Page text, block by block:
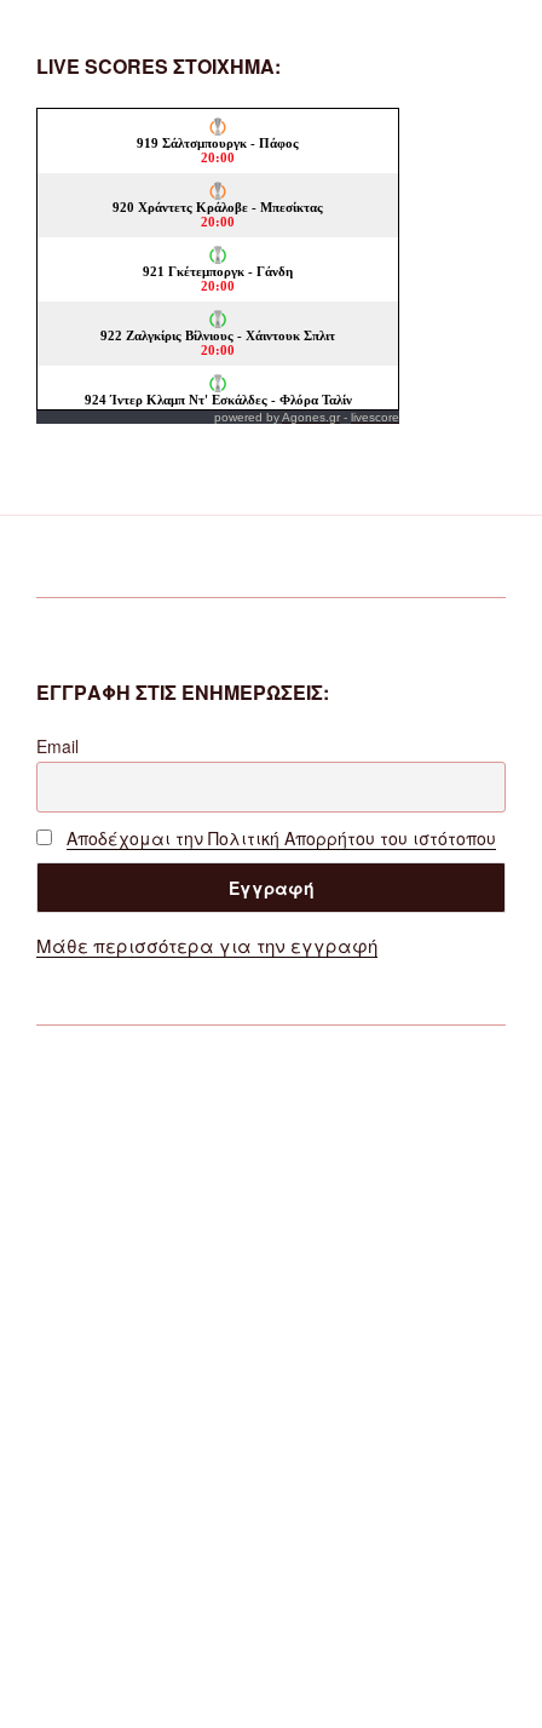
LIVE SCORES ΣΤΟΙΧΗΜΑ:
powered byAgones.gr - livescore
ΕΓΓΡΑΦΗ ΣΤΙΣ ΕΝΗΜΕΡΩΣΕΙΣ:
Email
Αποδέχομαι την Πολιτική Απορρήτου του ιστότοπου
Μάθε περισσότερα για την εγγραφή